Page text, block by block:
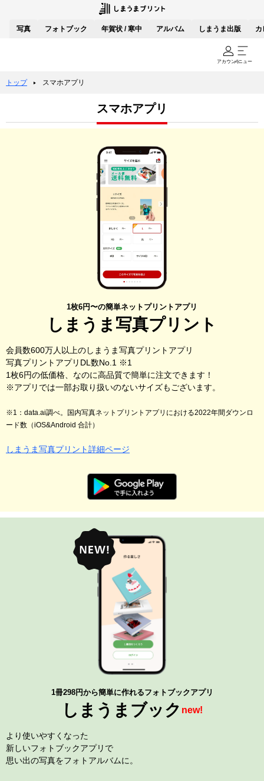
写真 フォトブック 年賀状 / 寒中 アルバム しまうま出版 カ
アカウントメニュー
トップ スマホアプリ
スマホアプリ
1枚6円〜の簡単ネットプリントアプリ
しまうま写真プリント
会員数600万人以上のしまうま写真プリントアプリ
写真プリントアプリDL数No.1 ※1
1枚6円の低価格、なのに高品質で簡単に注文できます！
※アプリでは一部お取り扱いのないサイズもございます。
※1：data.ai調べ。国内写真ネットプリントアプリにおける2022年間ダウンロ
ード数（iOS&Android 合計）
しまうま写真プリント詳細ページ
1冊298円から簡単に作れるフォトブックアプリ
しまうまブック new!
より使いやすくなった
新しいフォトブックアプリで
思い出の写真をフォトアルバムに。